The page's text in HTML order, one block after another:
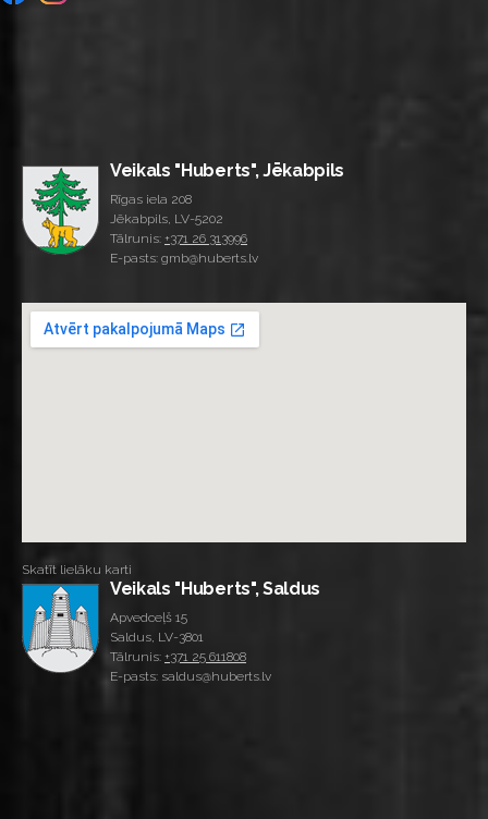
Veikals "Huberts", Jēkabpils
Rīgas iela 208
Jēkabpils, LV-5202
Tālrunis: +371 26 313996
E-pasts: gmb@huberts.lv
Skatīt lielāku karti
Veikals "Huberts", Saldus
Apvedceļš 15
Saldus, LV-3801
Tālrunis: +371 25 611808
E-pasts: saldus@huberts.lv